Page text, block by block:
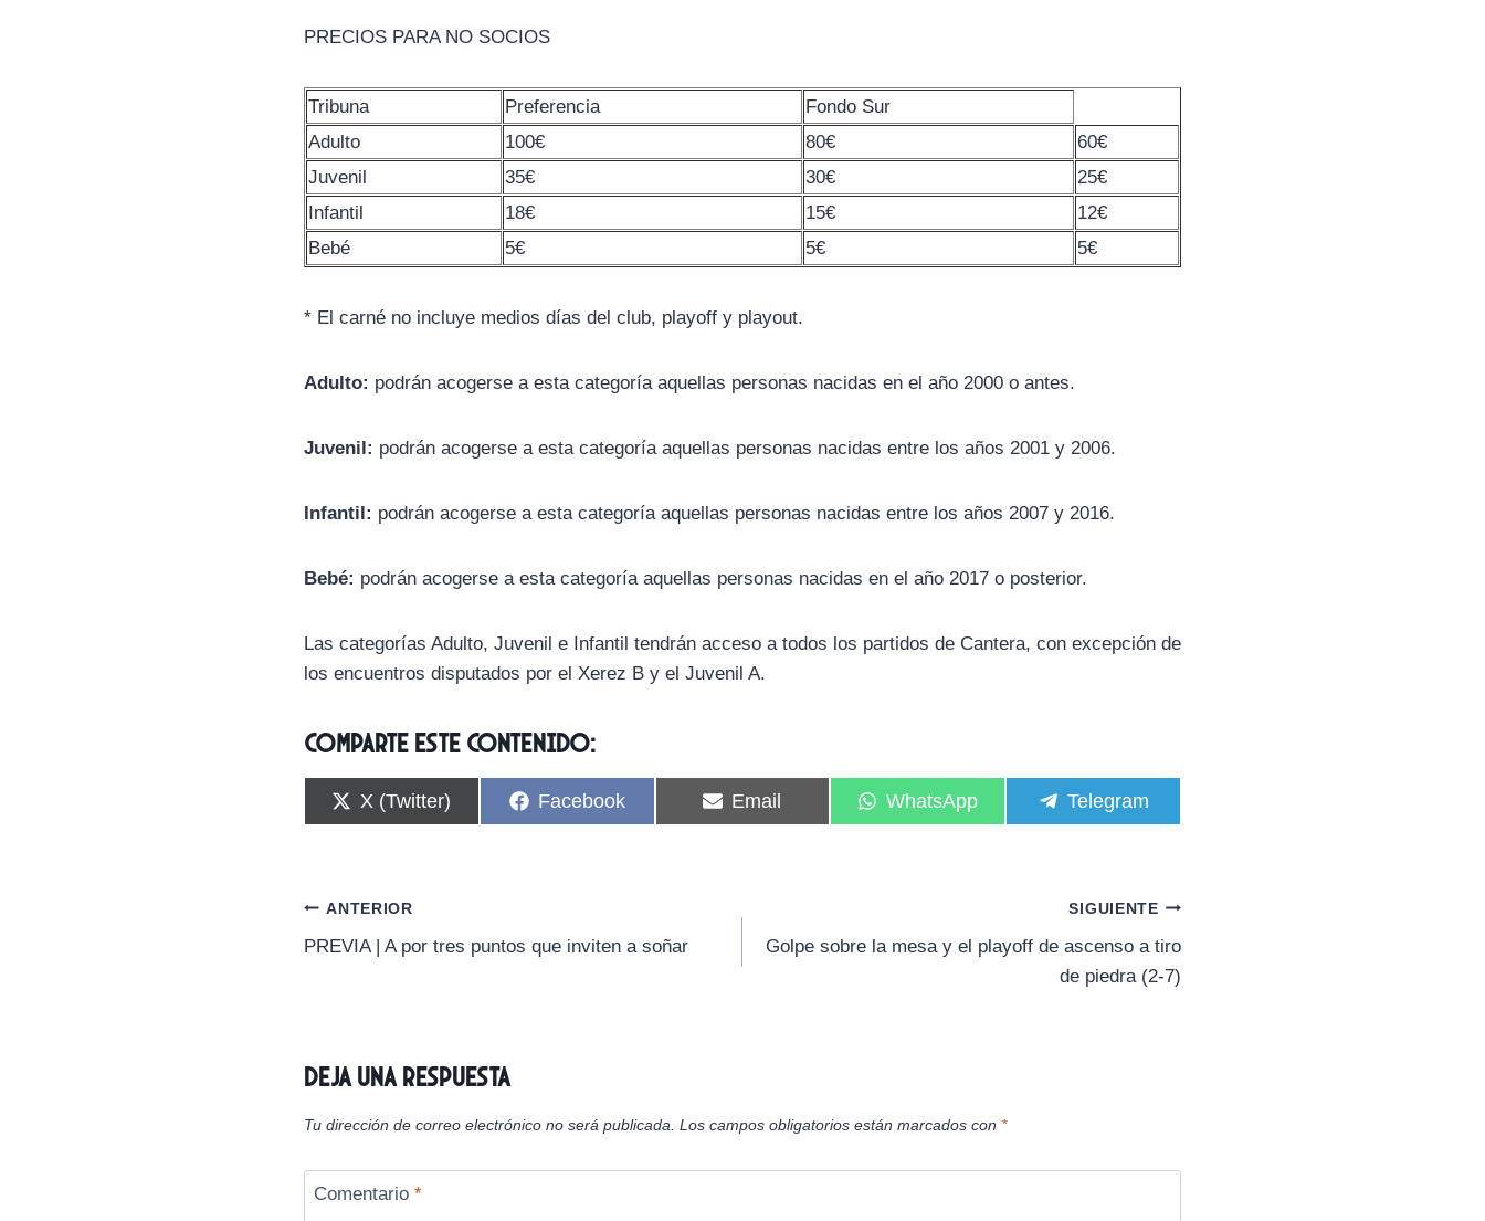
PRECIOS PARA NO SOCIOS
Tribuna Preferencia
Fondo Sur
Adulto
100€ 80€
60€
Juvenil
35€ 30€
25€
Infantil
18€ 15€
12€
Bebé
5€ 5€ 5€
* El carné no incluye medios días del club, playoff y playout.
Adulto: podrán acogerse a esta categoría aquellas personas nacidas en el año 2000 o antes.
Juvenil: podrán acogerse a esta categoría aquellas personas nacidas entre los años 2001 y 2006.
Infantil: podrán acogerse a esta categoría aquellas personas nacidas entre los años 2007 y 2016.
Bebé: podrán acogerse a esta categoría aquellas personas nacidas en el año 2017 o posterior.
Las categorías Adulto, Juvenil e Infantil tendrán acceso a todos los partidos de Cantera, con excepción de
los encuentros disputados por el Xerez B y el Juvenil A.
Comparte este contenido:
C
o
r
t
i
r
X (Twitter)
C
o
i
r
Facebook
C
o
Email
C
o
r
WhatsApp
C
o
r
t
i
r
e
Telegram
Navegación
de
ANTERIOR
PREVIA | A por tres puntos que inviten a soñar
SIGUIENTE
Golpe sobre la mesa y el playoff de ascenso a tiro
de piedra (2-7)
Deja una respuesta
Tu dirección de correo electrónico no será publicada. Los campos obligatorios están marcados con *
Comentario *